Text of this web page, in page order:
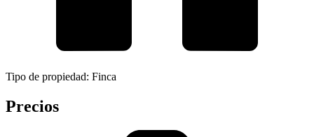
Tipo de propiedad: Finca
Precios